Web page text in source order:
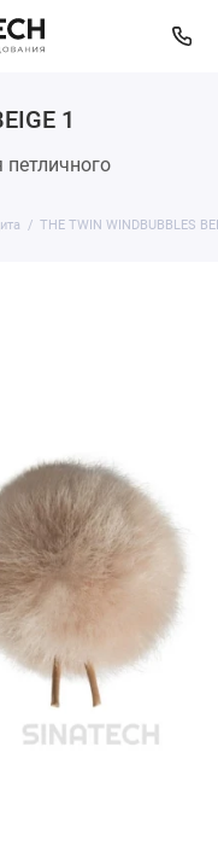
1
THE TWIN WINDBUBBLES